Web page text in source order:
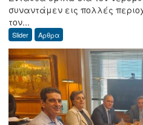
συναντάμεν εις πολλές
τον...
Slider Άρθρα